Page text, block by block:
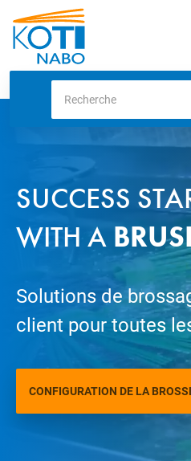
SUCCESS
WITH A
Solutions de
client pour toutes
CONFIGURATION DE LA